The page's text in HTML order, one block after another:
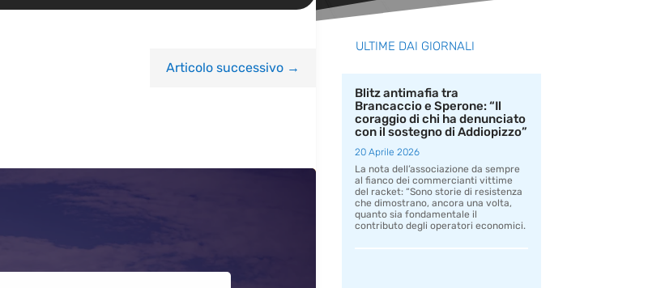
Articolo successivo→
ULTIME DAI GIORNALI
Blitz antimafia tra
Brancaccio e Sperone: “Il
coraggio di chi ha denunciato
con il sostegno di Addiopizzo”
20 Aprile 2026
La nota dell’associazione da sempre
al fianco dei commercianti vittime
del racket: “Sono storie di resistenza
che dimostrano, ancora una volta,
quanto sia fondamentale il
contributo degli operatori economici.